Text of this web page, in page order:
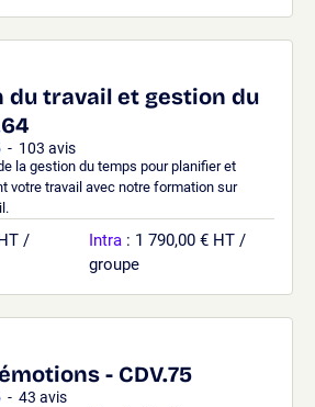
du travail et gestion du
- 103 avis
la gestion du temps pour planifier et
votre travail avec notre formation sur
/
Intra : 1 790,00 € HT /
groupe
- CDV.75
- 43 avis